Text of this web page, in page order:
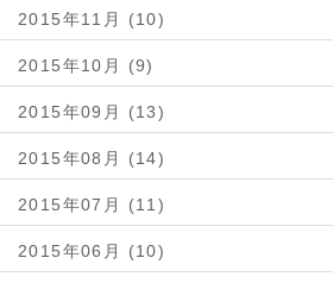
2015年11月 (10)
2015年10月 (9)
2015年09月 (13)
2015年08月 (14)
2015年07月 (11)
2015年06月 (10)